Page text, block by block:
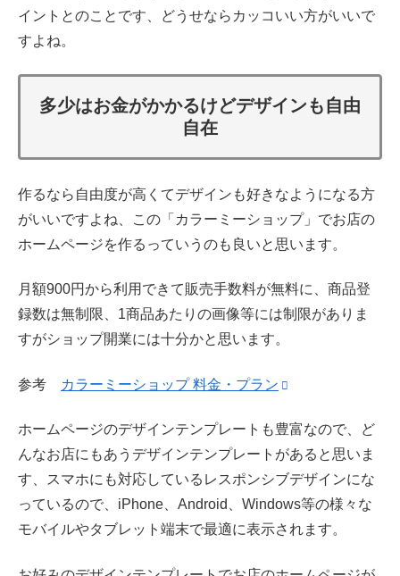
イントとのことです、どうせならカッコいい方がいいで
すよね。
多少はお金がかかるけどデザインも自由
自在
作るなら自由度が高くてデザインも好きなようになる方
がいいですよね、この「カラーミーショップ」でお店の
ホームページを作るっていうのも良いと思います。
月額900円から利用できて販売手数料が無料に、商品登
録数は無制限、1商品あたりの画像等には制限がありま
すがショップ開業には十分かと思います。
参考 カラーミーショップ 料金・プラン
ホームページのデザインテンプレートも豊富なので、ど
んなお店にもあうデザインテンプレートがあると思いま
す、スマホにも対応しているレスポンシブデザインにな
っているので、iPhone、Android、Windows等の様々な
モバイルやタブレット端末で最適に表示されます。